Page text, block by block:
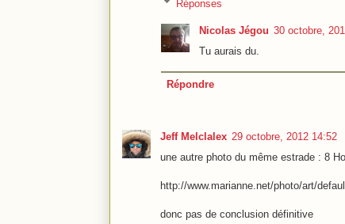
Réponses
Nicolas Jégou 30 octobre,
Tu aurais du.
Répondre
Jeff Melclalex 29 octobre, 2012 14:52
une autre photo du même estrade : 8
http://www.marianne.net/photo/art/
donc pas de conclusion définitive